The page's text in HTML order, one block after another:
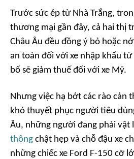
Trước sức ép từ Nhà Trắng,
thương mại gần đây, cả hai thị
Châu Âu đều đồng ý bỏ hoặc
an toàn đối với xe nhập khẩu
bố sẽ giảm thuế đối với xe Mỹ.
Nhưng việc hạ bớt các rào cản
khó thuyết phục người tiêu
Âu, những người đang phải vật
thông chật hẹp và chỗ đậu xe
những chiếc xe Ford F-150 cỡ